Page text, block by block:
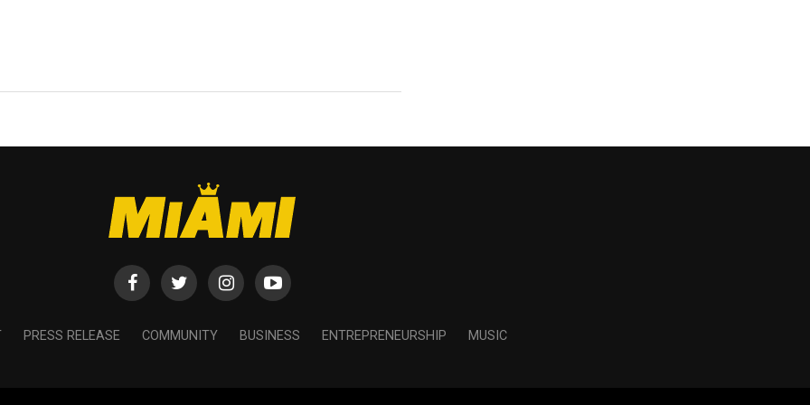
PRESS RELEASE COMMUNITY BUSINESS ENTREPRENEURSHIP MUSIC